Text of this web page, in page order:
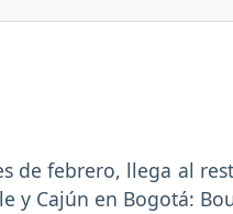
de febrero, llega al
y Cajún en Bogotá: